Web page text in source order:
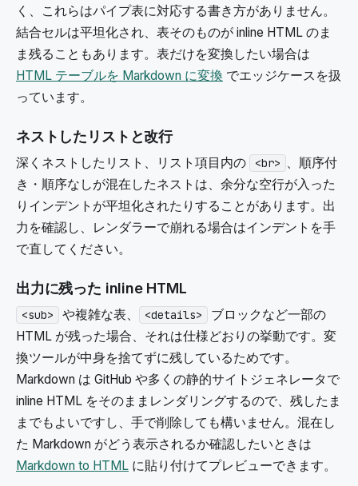
く、これらはパイプ表に対応する書き方がありません。
結合セルは平坦化され、表そのものが inline HTML のま
ま残ることもあります。表だけを変換したい場合は
HTML テーブルを Markdown に変換 でエッジケースを扱
っています。
ネストしたリストと改行
深くネストしたリスト、リスト項目内の <br> 、順序付
き・順序なしが混在したネストは、余分な空行が入った
りインデントが平坦化されたりすることがあります。出
力を確認し、レンダラーで崩れる場合はインデントを手
で直してください。
出力に残った inline HTML
<sub> や複雑な表、 <details>
ブロックなど一部の
HTML が残った場合、それは仕様どおりの挙動です。変
換ツールが中身を捨てずに残しているためです。
Markdown は GitHub や多くの静的サイトジェネレータで
inline HTML をそのままレンダリングするので、残したま
までもよいですし、手で削除しても構いません。混在し
た Markdown がどう表示されるか確認したいときは
Markdown to HTML に貼り付けてプレビューできます。